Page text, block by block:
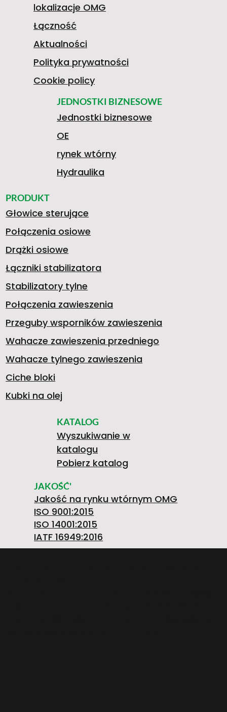
G
2
0
.
5
0
5
5
2
0
4
2
0
A
A
0
4
K
S
T
B
I
I
Z
A
S
R
I
P
JEDNOSTKI BIZNESOWE
Jednostki biznesowe
OE
rynek wtórny
Hydraulika
PRODUKT
Głowice sterujące
Połączenia osiowe
Drążki osiowe
Łączniki stabilizatora
Stabilizatory tylne
Połączenia zawieszenia
Przeguby wsporników zawieszenia
Wahacze zawieszenia przedniego
Wahacze tylnego zawieszenia
Ciche bloki
Kubki na olej
KATALOG
Wyszukiwanie w
katalogu
Pobierz katalog
JAKOŚĆ'
Jakość na rynku wtórnym OMG
ISO 9001:2015
ISO 14001:2015
IATF 16949:2016
lokalizacje OMG
Łączność
Aktualności
Polityka prywatności
Cookie policy